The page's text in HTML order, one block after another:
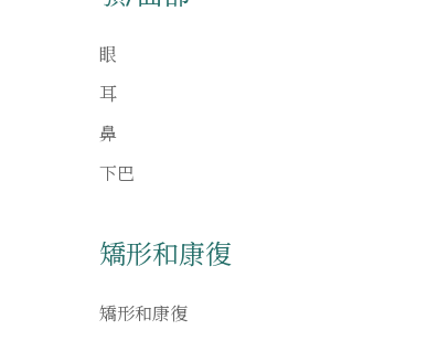
眼
耳
鼻
下巴
矯形和康復
矯形和康復